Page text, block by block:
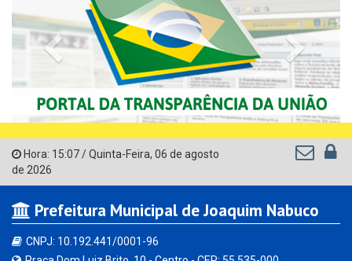
Previous Next
Hora: 15:07/Quinta-Feira, 06 de agosto
de 2026
Prefeitura Municipal de Joaquim Nabuco
CNPJ: 10.192.441/0001-96